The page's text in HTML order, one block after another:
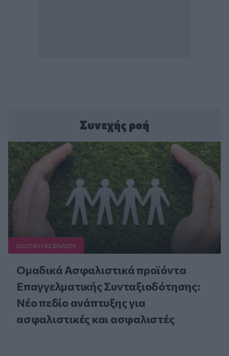
Συνεχής ροή
ΙΔΙΩΤΙΚΗ ΑΣΦAΛΙΣΗ
Ομαδικά Ασφαλιστικά προϊόντα
Επαγγελματικής Συνταξιοδότησης:
Νέο πεδίο ανάπτυξης για
ασφαλιστικές και ασφαλιστές